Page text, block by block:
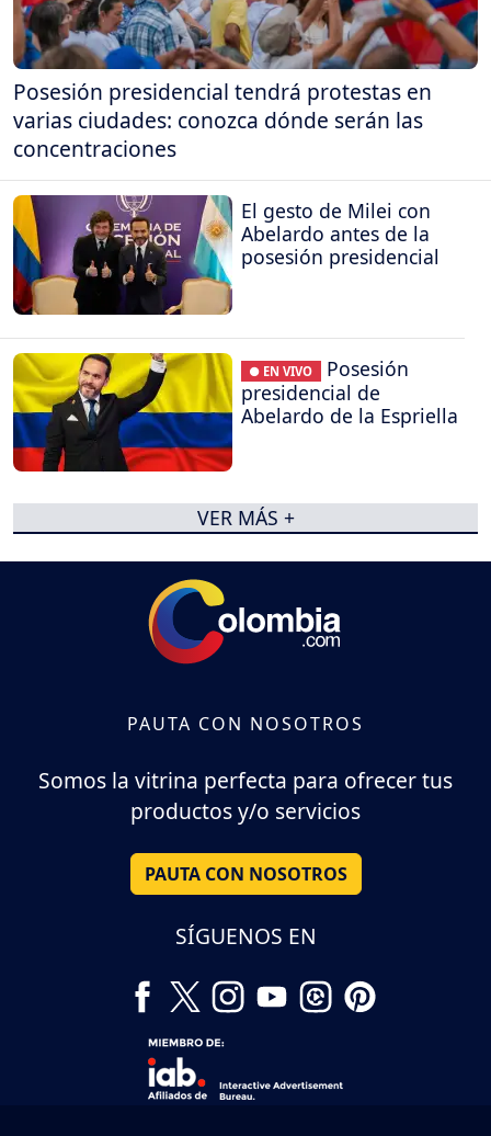
Posesión presidencial tendrá protestas en
varias ciudades: conozca dónde serán las
concentraciones
El gesto de Milei con
Abelardo antes de la
posesión presidencial
● EN VIVO
Posesión
presidencial de
Abelardo de la Espriella
VER MÁS +
PAUTA CON NOSOTROS
Somos la vitrina perfecta para ofrecer tus
productos y/o servicios
PAUTA CON NOSOTROS
SÍGUENOS EN